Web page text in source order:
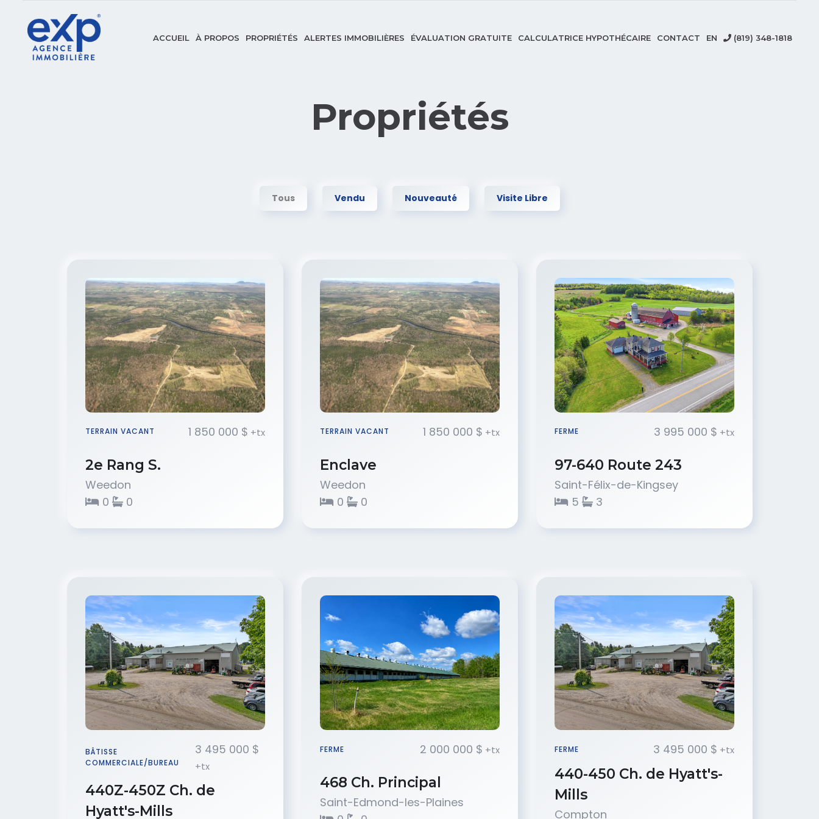
ACCUEIL À PROPOS PROPRIÉTÉS ALERTES IMMOBILIÈRES ÉVALUATION GRATUITE CALCULATRICE HYPOTHÉCAIRE CONTACT EN (819) 348-1818
Propriétés
Tous Vendu Nouveauté Visite Libre
TERRAIN VACANT 1 850 000 $ +tx
2e Rang S.
Weedon
0
0
TERRAIN VACANT 1 850 000 $ +tx
Enclave
Weedon
0
0
FERME 3 995 000 $ +tx
97-640 Route 243
Saint-Félix-de-Kingsey
5
3
BÂTISSE
COMMERCIALE/BUREAU
3 495 000 $
+tx
440Z-450Z Ch. de
Hyatt's-Mills
FERME 2 000 000 $ +tx
468 Ch. Principal
Saint-Edmond-les-Plaines
FERME 3 495 000 $ +tx
440-450 Ch. de Hyatt's-
Mills
Compton